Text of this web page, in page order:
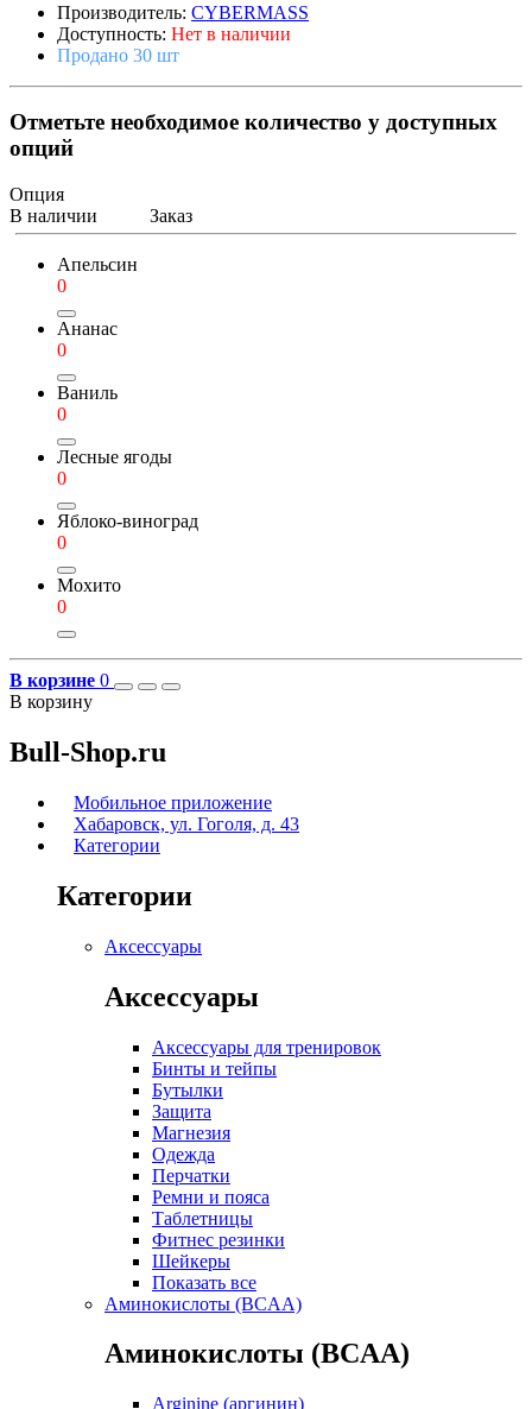
Производитель: CYBERMASS
Доступность: Нет в наличии
Продано 30 шт
Отметьте необходимое количество у доступных
опций
Опция
В наличии
Заказ
Апельсин
0
Ананас
0
Ваниль
0
Лесные ягоды
0
Яблоко-виноград
0
Мохито
0
В корзине 0
В корзину
Bull-Shop.ru
Мобильное приложение
Хабаровск, ул. Гоголя, д. 43
Категории
Категории
Аксессуары
Аксессуары
Аксессуары для тренировок
Бинты и тейпы
Бутылки
Защита
Магнезия
Одежда
Перчатки
Ремни и пояса
Таблетницы
Фитнес резинки
Шейкеры
Показать все
Аминокислоты (BCAA)
Аминокислоты (BCAA)
Arginine (аргинин)